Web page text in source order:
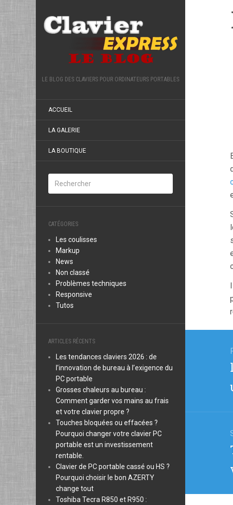
LE BLOG DES CLAVIERS POUR ORDINATEURS PORTABLES
ACCUEIL
LA GALERIE
LA BOUTIQUE
CATÉGORIES
Les coulisses
Markup
News
Non classé
Problèmes techniques
Responsive
Tutos
ARTICLES RÉCENTS
Les tendances claviers 2026 : de
l’innovation de bureau à l’exigence du
PC portable
Grosses chaleurs au bureau :
Comment garder vos mains au frais
et votre clavier propre ?
Touches bloquées ou effacées ?
Pourquoi changer votre clavier PC
portable est un investissement
rentable.
Clavier de PC portable cassé ou HS ?
Pourquoi choisir le bon AZERTY
change tout
Toshiba Tecra R850 et R950 :